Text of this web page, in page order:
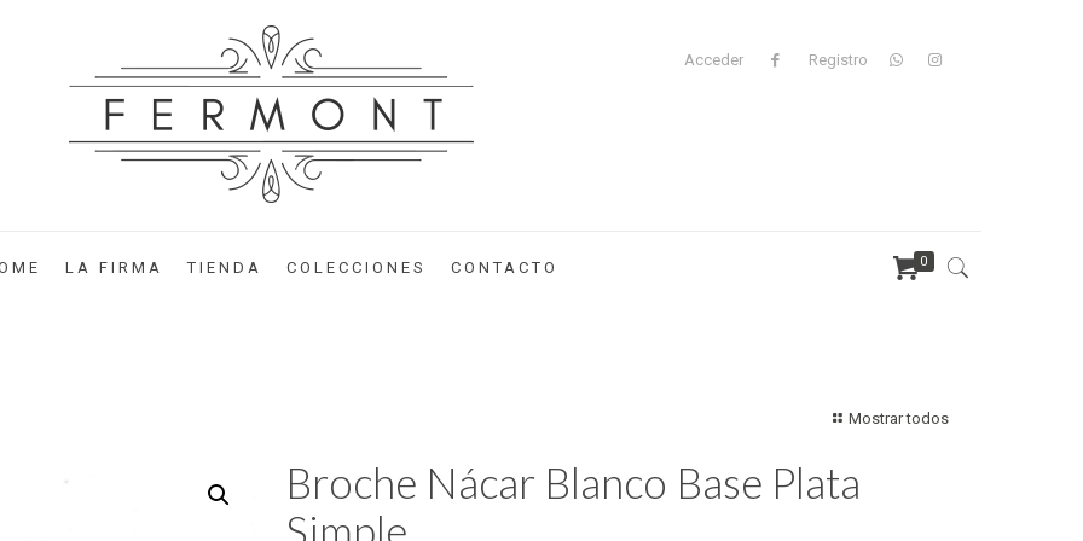
LA FIRMA TIENDA COLECCIONES CONTACTO
Acceder Registro
0
Mostrar todos
Broche Nácar Blanco Base Plata
Simple